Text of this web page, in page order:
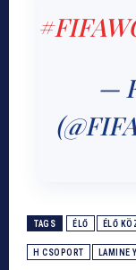
—
TAGS ÉLŐ ÉLŐ
H CSOPORT LAMINE